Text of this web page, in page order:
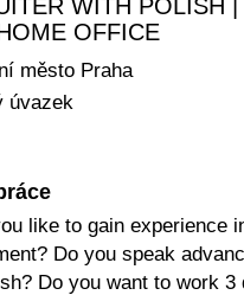
WITH POLISH
OFFICE
město Praha
úvazek
like to gain experience
Do you speak
Do you want to work 3